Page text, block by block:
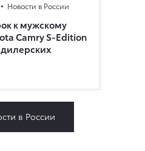
Новости в России
к мужскому
Camry S-Edition
в России